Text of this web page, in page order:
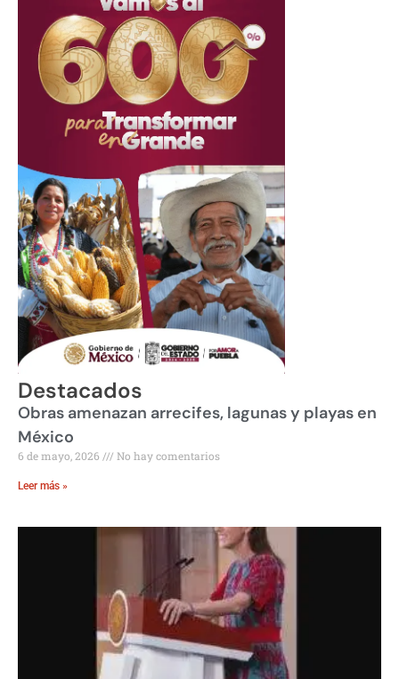
Destacados
Obras amenazan arrecifes, lagunas y playas en
México
6 de mayo, 2026 No hay comentarios
Leer más »